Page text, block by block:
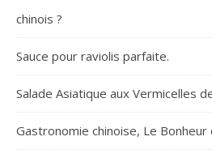
chinois ?
Sauce pour raviolis parfaite.
Salade Asiatique aux Vermicelles
Gastronomie chinoise, Le Bonheur